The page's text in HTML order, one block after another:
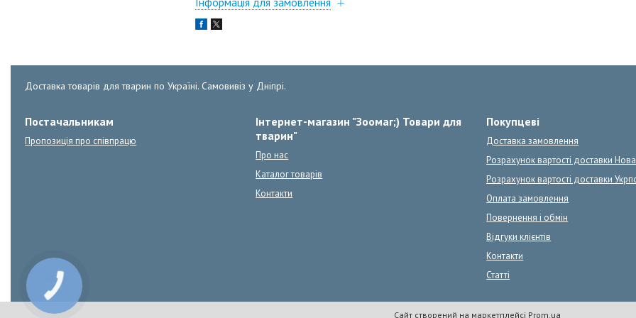
Доставка товарів для тварин по Україні. Самовивіз у Дніпрі.
Постачальникам
Пропозиція про співпрацю
Інтернет-магазин "Зоомаг;) Товари для
тварин"
Про нас
Каталог товарів
Контакти
Покупцеві
Доставка замовлення
Розрахунок вартості доставки
Розрахунок вартості доставки
Оплата замовлення
Повернення і обмін
Відгуки клієнтів
Контакти
Статті
Сайт створений на маркетплейсі Prom.ua
КНОПКА
ЗВ'ЯЗКУ